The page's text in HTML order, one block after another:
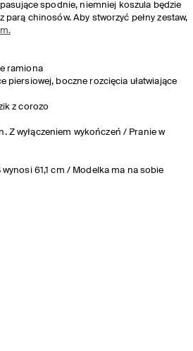
spodnie, niemniej koszula będzie
parą chinosów. Aby stworzyć pełny zestaw,
ramiona
piersiowej, boczne rozcięcia ułatwiające
z corozo
Z wyłączeniem wykończeń / Pranie w
wynosi 61,1 cm / Modelka ma na sobie